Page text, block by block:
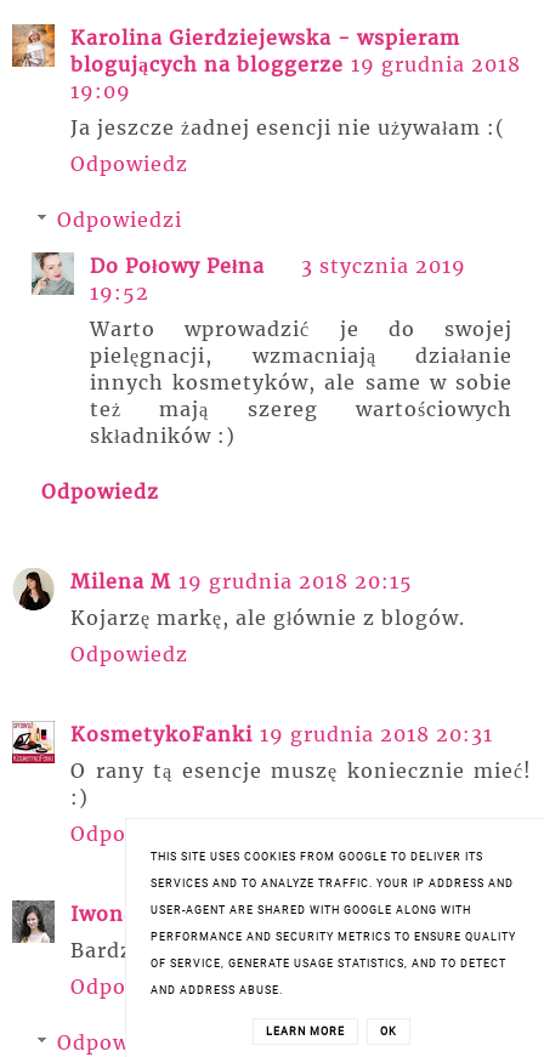
Karolina Gierdziejewska - wspieram
blogujących na bloggerze 19 grudnia 2018
19:09
Ja jeszcze żadnej esencji nie używałam :(
Odpowiedz
Odpowiedzi
Do Połowy Pełna
3 stycznia 2019
19:52
Warto wprowadzić je do swojej
pielęgnacji, wzmacniają działanie
innych kosmetyków, ale same w sobie
też mają szereg wartościowych
składników :)
Odpowiedz
Milena M 19 grudnia 2018 20:15
Kojarzę markę, ale głównie z blogów.
Odpowiedz
KosmetykoFanki 19 grudnia 2018 20:31
O rany tą esencje muszę koniecznie mieć!
:)
Odpowiedz
Iwona
19 grudnia 2018 20:38
Bardzo lubię ten duecik :)
Odpowiedz
Odpowiedzi
THIS SITE USES COOKIES FROM GOOGLE TO DELIVER ITS
SERVICES AND TO ANALYZE TRAFFIC. YOUR IP ADDRESS AND
USER-AGENT ARE SHARED WITH GOOGLE ALONG WITH
PERFORMANCE AND SECURITY METRICS TO ENSURE QUALITY
OF SERVICE, GENERATE USAGE STATISTICS, AND TO DETECT
AND ADDRESS ABUSE.
LEARN MORE OK